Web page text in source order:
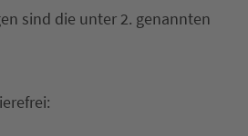
sind die unter 2. genannten